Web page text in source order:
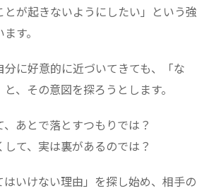
が起きないようにしたい」という強
す。
分に好意的に近づいてきても、「な
、その意図を探ろうとします。
、あとで落とすつもりでは？
して、実は裏があるのでは？
はいけない理由」を探し始め、相手の